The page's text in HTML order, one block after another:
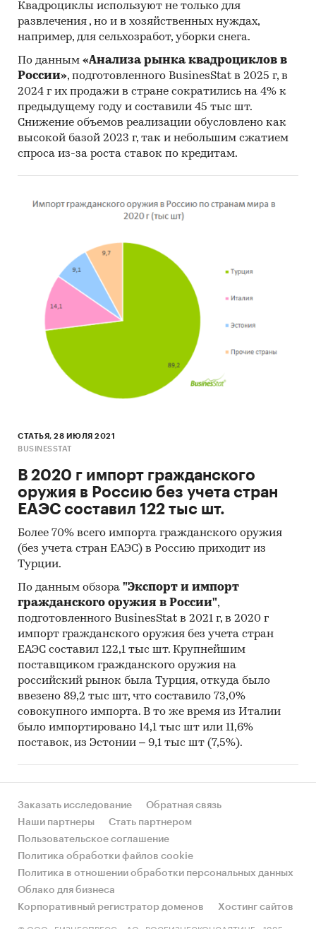
Квадроциклы используют не только для
развлечения , но и в хозяйственных нуждах,
например, для сельхозработ, уборки снега.
По данным «Анализа рынка квадроциклов в
России», подготовленного BusinesStat в 2025 г, в
2024 г их продажи в стране сократились на 4% к
предыдущему году и составили 45 тыс шт.
Снижение объемов реализации обусловлено как
высокой базой 2023 г, так и небольшим сжатием
спроса из-за роста ставок по кредитам.
СТАТЬЯ, 28 ИЮЛЯ 2021
BUSINESSTAT
В 2020 г импорт гражданского
оружия в Россию без учета стран
ЕАЭС составил 122 тыс шт.
Более 70% всего импорта гражданского оружия
(без учета стран ЕАЭС) в Россию приходит из
Турции.
По данным обзора "Экспорт и импорт
гражданского оружия в России",
подготовленного BusinesStat в 2021 г, в 2020 г
импорт гражданского оружия без учета стран
ЕАЭС составил 122,1 тыс шт. Крупнейшим
поставщиком гражданского оружия на
российский рынок была Турция, откуда было
ввезено 89,2 тыс шт, что составило 73,0%
совокупного импорта. В то же время из Италии
было импортировано 14,1 тыс шт или 11,6%
поставок, из Эстонии – 9,1 тыс шт (7,5%).
Заказать исследование
Обратная связь
Наши партнеры
Стать партнером
Пользовательское соглашение
Политика обработки файлов cookie
Политика в отношении обработки персональных данных
Облако для бизнеса
Корпоративный регистратор доменов
Хостинг сайтов